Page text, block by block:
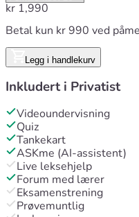
kr 1,990
Betal kun kr 990 ved
Legg i handlekurv
Inkludert i Privatist
Videoundervisning
Quiz
Tankekart
ASKme (AI-assistent)
Live leksehjelp
Forum med lærer
Eksamenstrening
Prøvemuntlig